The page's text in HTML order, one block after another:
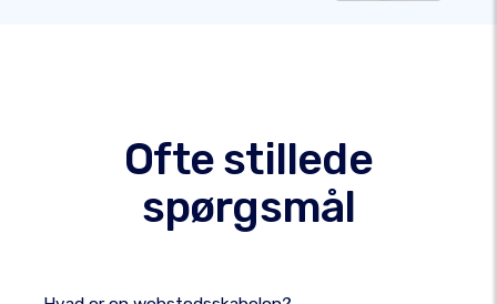
Ofte stillede
spørgsmål